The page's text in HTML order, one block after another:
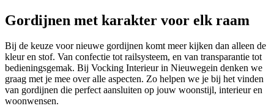
Gordijnen met karakter voor elk raam
Bij de keuze voor nieuwe gordijnen komt meer kijken dan alleen de
kleur en stof. Van confectie tot railsysteem, en van transparantie tot
bedieningsgemak. Bij Vocking Interieur in Nieuwegein denken we
graag met je mee over alle aspecten. Zo helpen we je bij het vinden
van gordijnen die perfect aansluiten op jouw woonstijl, interieur en
woonwensen.